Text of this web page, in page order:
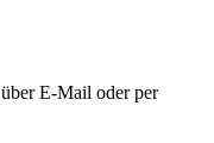
E-Mail oder per